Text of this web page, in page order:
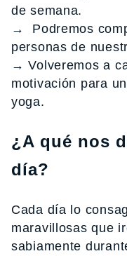
de semana.
→ Podremos
personas de
→ Volveremos a
motivación para
yoga.
¿A qué nos
día?
Cada día lo
maravillosas que
sabiamente